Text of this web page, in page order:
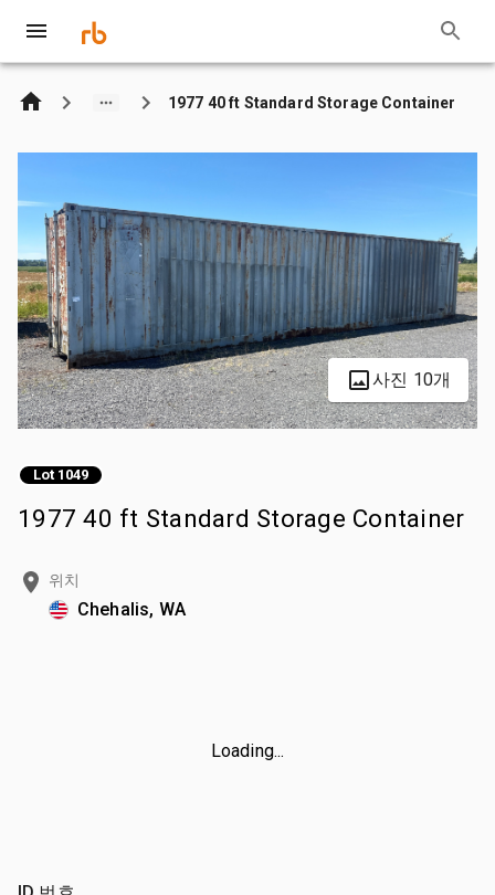
1977 40 ft Standard Storage Container
사진 10개
Lot 1049
1977 40 ft Standard Storage Container
위치
Chehalis, WA
Loading...